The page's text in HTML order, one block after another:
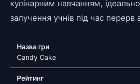
кулінарним навчанням,
залучення учнів під час перерв
Назва гри
Candy Cake
Рейтинг